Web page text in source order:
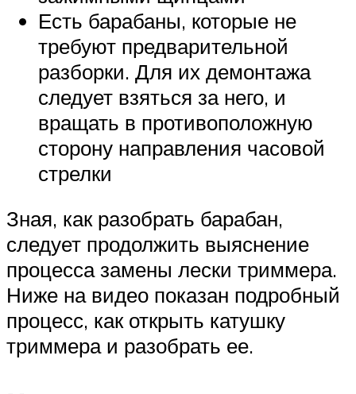
Есть барабаны, которые не
требуют предварительной
разборки. Для их демонтажа
следует взяться за него, и
вращать в противоположную
сторону направления часовой
стрелки
Зная, как разобрать барабан,
следует продолжить выяснение
процесса замены лески триммера.
Ниже на видео показан подробный
процесс, как открыть катушку
триммера и разобрать ее.